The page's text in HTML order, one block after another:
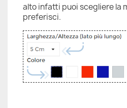
alto infatti puoi scegliere la
preferisci.